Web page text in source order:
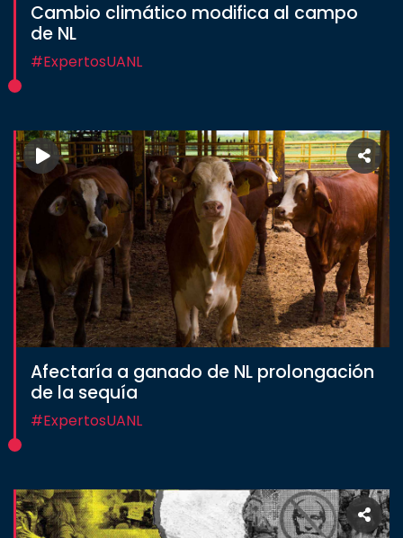
DEPORTES
I+D+I
SALUD
SUSTENTABILIDAD
TEMAS
Oferta
educativa
Estudiantes
Investigación
Responsabilidad
social
Cambio climático modifica al campo
de NL
#ExpertosUANL
Afectaría a ganado de NL prolongación
de la sequía
#ExpertosUANL